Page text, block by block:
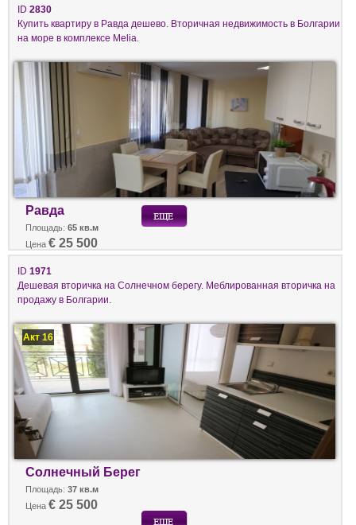
ID 2830
Купить квартиру в Равда дешево. Вторичная недвижимость в Болгарии
на море в комплексе Melia.
Равда
Площадь: 65 кв.м
Цена € 25 500
ID 1971
Дешевая вторичка на Солнечном берегу. Меблированная вторичка на
продажу в Болгарии.
Акт 16
Солнечный Берег
Площадь: 37 кв.м
Цена € 25 500